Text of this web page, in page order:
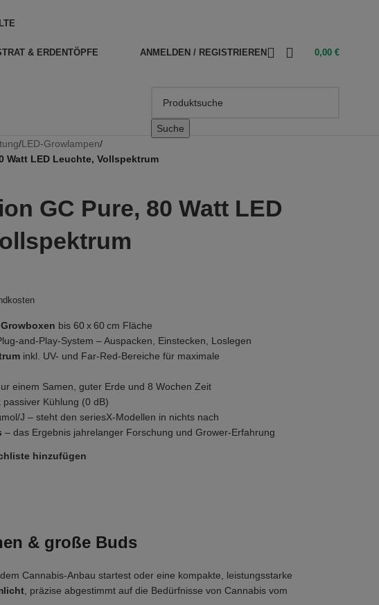
& ERDENTÖPFE ANMELDEN / REGISTRIEREN 0,00 €
Suche
/LED-Growlampen/
Watt LED Leuchte, Vollspektrum
GC Pure, 80 Watt LED
bis 60 x 60 cm Fläche
and-Play-System – Auspacken, Einstecken, Loslegen
inkl. UV- und Far-Red-Bereiche für maximale
einem Samen, guter Erde und 8 Wochen Zeit
passiver Kühlung (0 dB)
J – steht den seriesX-Modellen in nichts nach
– das Ergebnis jahrelanger Forschung und Grower-Erfahrung
hinzufügen
& große Buds
Cannabis-Anbau startest oder eine kompakte, leistungsstarke
, präzise abgestimmt auf die Bedürfnisse von Cannabis vom